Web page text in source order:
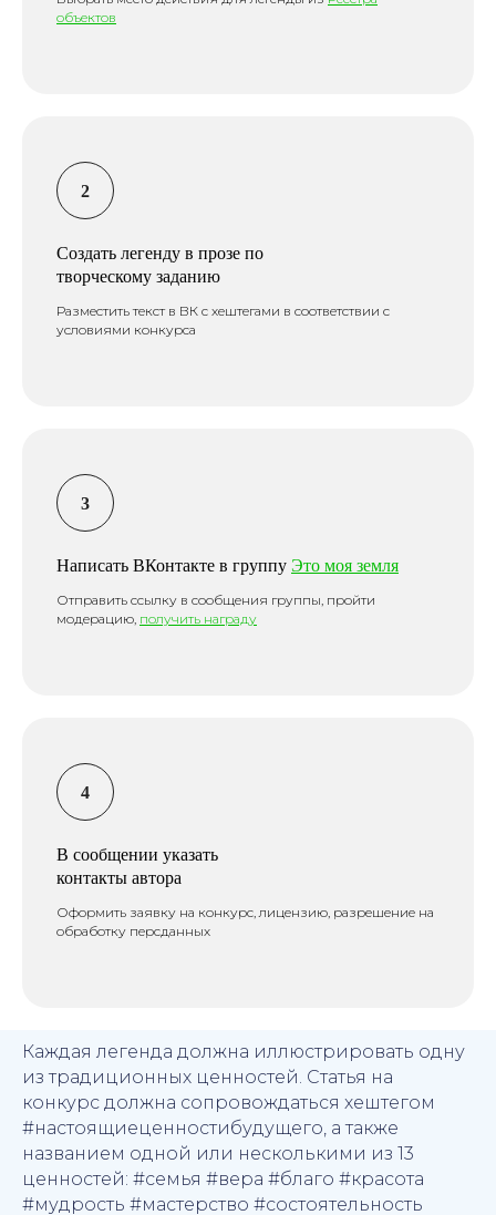
объектов
Создать легенду в прозе по
творческому заданию
Разместить текст в ВК с хештегами в соответствии с
условиями конкурса
Написать ВКонтакте в группу Это моя земля
Отправить ссылку в сообщения группы, пройти
модерацию, получить награду
В сообщении указать
контакты автора
Оформить заявку на конкурс, лицензию, разрешение на
обработку персданных
Каждая легенда должна иллюстрировать одну
из традиционных ценностей. Статья на
конкурс должна сопровождаться хештегом
#настоящиеценностибудущего, а также
названием одной или несколькими из 13
ценностей: #семья #вера #благо #красота
#мудрость #мастерство #состоятельность